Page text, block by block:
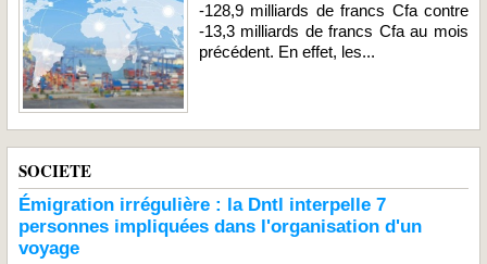
-128,9 milliards de francs Cfa contre
-13,3 milliards de francs Cfa au mois
précédent. En effet, les...
SOCIETE
Émigration irrégulière : la Dntl interpelle 7
personnes impliquées dans l'organisation d'un
voyage